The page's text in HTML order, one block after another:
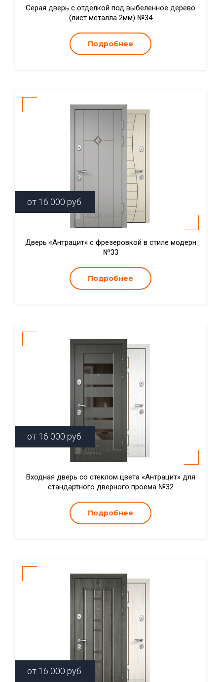
Серая дверь с отделкой под выбеленное дерево
(лист металла 2мм) №34
Подробнее
от 16 000 руб.
Дверь «Антрацит» с фрезеровкой в стиле модерн
№33
Подробнее
от 16 000 руб.
Входная дверь со стеклом цвета «Антрацит» для
стандартного дверного проема №32
Подробнее
от 16 000 руб.